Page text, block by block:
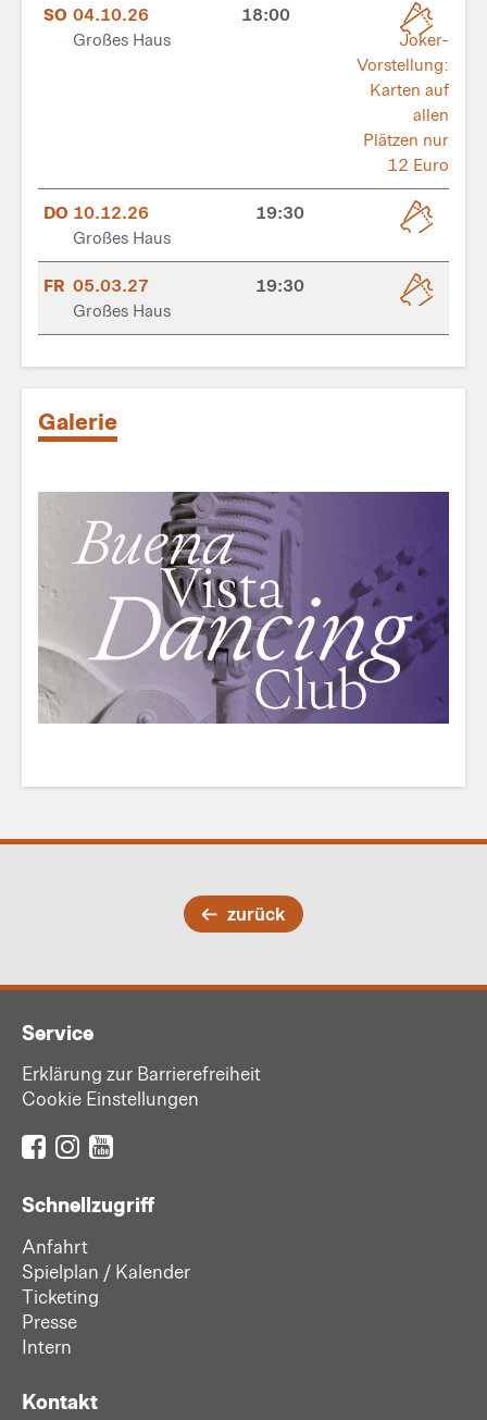
SO 04.10.26
18:00
Großes Haus
Joker-
Vorstellung:
Karten auf
allen
Plätzen nur
12 Euro
DO 10.12.26
19:30
Großes Haus
FR 05.03.27
19:30
Großes Haus
Galerie
zurück
Service
Erklärung zur Barrierefreiheit
Cookie Einstellungen
Schnellzugriff
Anfahrt
Spielplan / Kalender
Ticketing
Presse
Intern
Kontakt